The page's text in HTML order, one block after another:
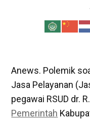
Anews. Polemik
Jasa Pelayanan
pegawai RSUD dr.
Pemerintah